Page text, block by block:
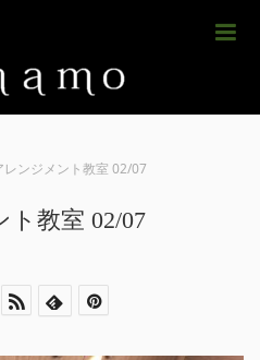
レンジメント教室 02/07
教室 02/07